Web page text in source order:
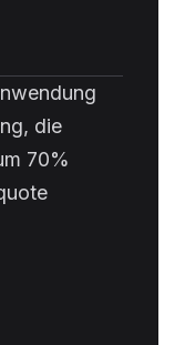
die
70%